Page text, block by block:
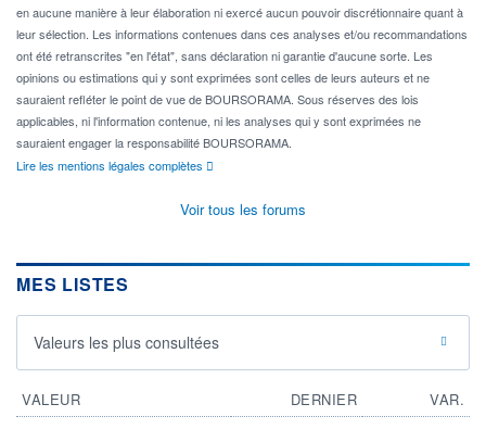
en aucune manière à leur élaboration ni exercé aucun pouvoir discrétionnaire quant à
leur sélection. Les informations contenues dans ces analyses et/ou recommandations
ont été retranscrites "en l'état", sans déclaration ni garantie d'aucune sorte. Les
opinions ou estimations qui y sont exprimées sont celles de leurs auteurs et ne
sauraient refléter le point de vue de BOURSORAMA. Sous réserves des lois
applicables, ni l'information contenue, ni les analyses qui y sont exprimées ne
sauraient engager la responsabilité BOURSORAMA.
Lire les mentions légales complètes
Voir tous les forums
MES LISTES
Valeurs les plus consultées
VALEUR DERNIER
VAR.